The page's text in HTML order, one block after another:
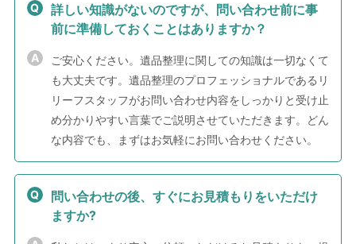
詳しい知識がないのですが、問い合わせ前に事
前に準備しておくことはありますか？
ご安心ください。遺品整理に関しての知識は一切なくて
も大丈夫です。遺品整理のプロフェッショナルであるリ
リーフスタッフがお問い合わせ内容をしっかりと受け止
め分かりやすい言葉でご説明させていただきます。どん
な内容でも、まずはお気軽にお問い合わせください。
問い合わせの後、すぐにお見積もりをいただけ
ますか?